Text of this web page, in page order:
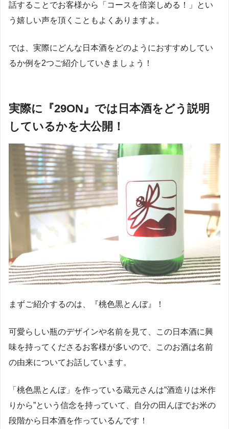
話することでお客様から「コースを倍楽しめる！」とい
う嬉しい声を頂くこともよくありますよ。
では、実際にどんな日本酒をどのようにおすすめしてい
るか例を2つご紹介していきましょう！
実際に『29ON』では日本酒をどう説明
しているかを大公開！
まずご紹介するのは、『桃色黒とんぼ』！
可愛らしい瓶のデザインや名前を見て、この日本酒に興
味を持ってくださるお客様が多いので、このお酒は名前
の由来についてお話しています。
「桃色黒とんぼ」を作っている蔵元さんは”酒造りは米作
りから”という信念を持っていて、自分の田んぼでお米の
段階から日本酒を作っているんです！